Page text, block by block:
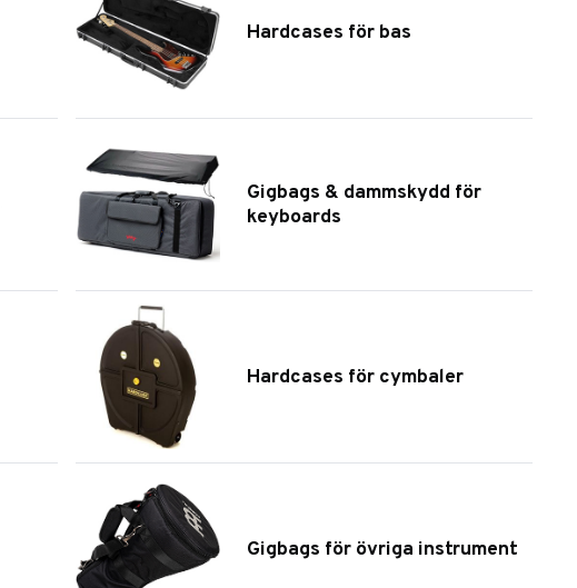
Hardcases för bas
Gigbags & dammskydd för
keyboards
Hardcases för cymbaler
Gigbags för övriga instrument